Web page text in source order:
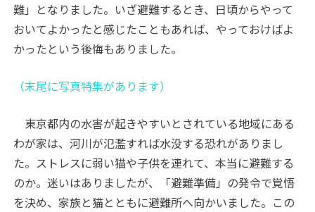
難」となりました。いざ避難するとき、日頃からやって
おいてよかったと感じたこともあれば、やっておけばよ
かったという後悔もありました。
（末尾に写真特集があります）
東京都内の水害が起きやすいとされている地域にある
わが家は、河川が氾濫すれば水没する恐れがありまし
た。ストレスに弱い猫や子供を連れて、本当に避難する
のか。迷いはありましたが、「避難準備」の発令で覚悟
を決め、家族と猫とともに避難所へ向かいました。この